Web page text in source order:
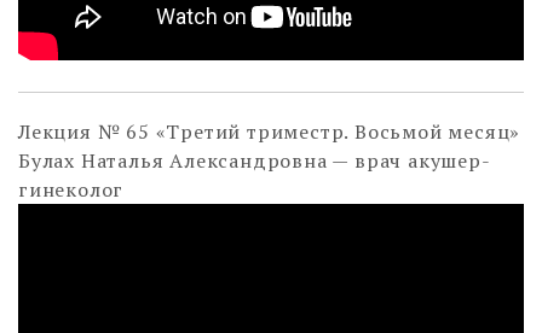
Лекция № 65 «Третий триместр. Восьмой месяц»
Булах Наталья Александровна — врач акушер-
гинеколог